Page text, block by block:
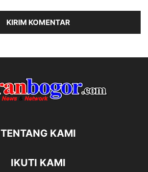
TENTANG KAMI
IKUTI KAMI